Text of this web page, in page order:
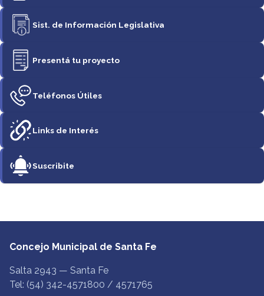
Sist. de Información Legislativa
Presentá tu proyecto
Teléfonos Útiles
Links de Interés
Suscribite
Concejo Municipal de Santa Fe
Salta 2943 — Santa Fe
Tel: (54) 342-4571800 / 4571765